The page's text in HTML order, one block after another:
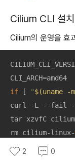
Cilium CLI 설치
Cilium의 운영을 효
if [ "$(uname -
curl -L --fail --
tar xzvfC
rm cilium-linux-
2 0